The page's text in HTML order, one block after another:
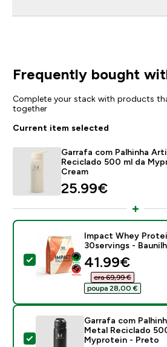
Frequently bought
Complete your stack with products
together
Current item selected
Garrafa com Palhinha
Reciclado 500 ml da
Cream
25.99€‎
Select this product - Impact
Impact Whey
30servings -
discounted
41.99€‎
era 69,99 €‎
poupa 28,00 €‎
Select this product - Garrafa
Garrafa com
Metal Reciclado
Myprotein - Preto